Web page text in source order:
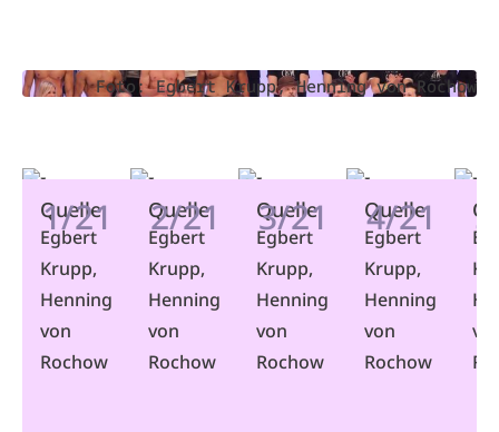
Foto: Egbert Krupp, Henning von Rochow
1/21
Quelle
Egbert
Krupp,
Henning
von
Rochow
2/21
Quelle
Egbert
Krupp,
Henning
von
Rochow
3/21
Quelle
Egbert
Krupp,
Henning
von
Rochow
4/21
Quelle
Egbert
Krupp,
Henning
von
Rochow